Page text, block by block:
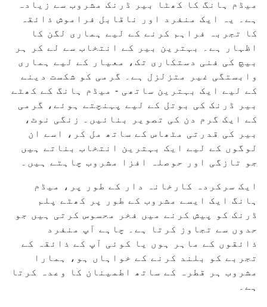
میڈم ہانگ کا کھٹا بیر ڈرنک مشروب سے زیادہ
ہے۔ یہ ایک منفرد اور ناقابل فراموش ذائقہ
کا تجربہ فراہم کرنے کے لیے ہماری لگن کا
اظہار ہے۔ بہترین بیر کے انتخاب سے لے کر ہر
بیچ کی فنی دستکاری تک، معیار کے لیے ہماری
وابستگی غیر متزلزل ہے۔ گرمی کو شکست دینے
کے لیے ایک بہترین ساتھی - میڈم ہانگ کے کھٹے
بیر ڈرنک کی بوتل کے لیے پہنچتے ہوئے، گرمی
کے ایک گرم دن کی تصویر بنائیں۔ زنگی نوٹ،
بیر کی قدرتی مٹھاس کے ساتھ مل کر، اسے ان
لوگوں کے لیے ایک بہترین انتخاب بناتے ہیں
جو تازگی اور حوصلہ افزا مشروب چاہتے ہیں۔
ایک سرکردہ کارخانہ دار کے طور پر، میڈم
ہانگ ایک ایسے مشروب کے طور پر کھٹے پلم
ڈرنک کو پیش کرنے میں فخر محسوس کرتی ہیں جو
حدوں سے تجاوز کرتا ہے۔ چاہے آپ منفرد
ذائقوں کے ماہر ہوں یا کوئی آپ کے ذائقہ کے
تجربے کو بلند کرنے کے خواہاں ہو، ہمارا
مشروب ہر قطرہ کے ساتھ اطمینان کا وعدہ کرتا
ہے۔